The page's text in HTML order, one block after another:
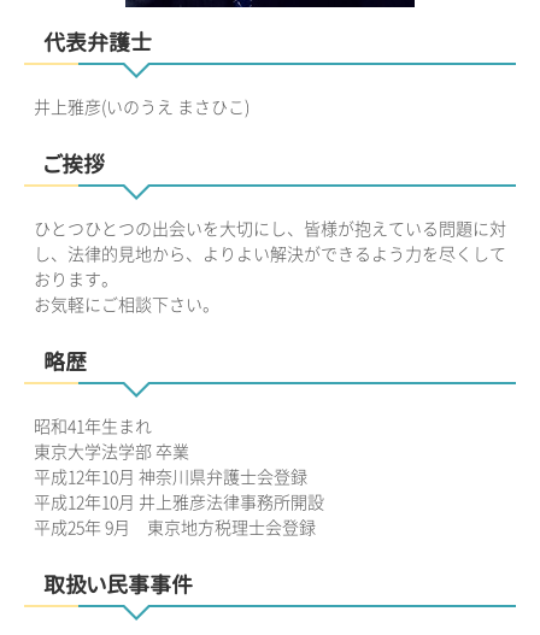
代表弁護士
井上雅彦(いのうえ まさひこ)
ご挨拶
ひとつひとつの出会いを大切にし、皆様が抱えている問題に対
し、法律的見地から、よりよい解決ができるよう力を尽くして
おります。
お気軽にご相談下さい。
略歴
昭和41年生まれ
東京大学法学部 卒業
平成12年10月 神奈川県弁護士会登録
平成12年10月 井上雅彦法律事務所開設
平成25年 9月 東京地方税理士会登録
取扱い民事事件